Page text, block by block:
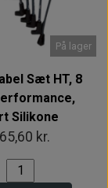
På lager
Sæt HT, 8
Silikone
kr.